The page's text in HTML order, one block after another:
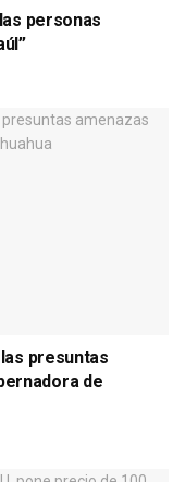
personas
presuntas
de